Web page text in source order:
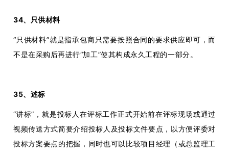
34、只供材料
“只供材料”就是指承包商只需要按照合同的要求供应即可，而
不是在采购后再进行“加工”使其构成永久工程的一部分。
35、述标
“讲标”，就是投标人在评标工作正式开始前在评标现场或通过
视频传送方式简要介绍投标人及投标文件要点，以方便评委对
投标方案要点的把握，同时也可以比较项目经理（或总监理工